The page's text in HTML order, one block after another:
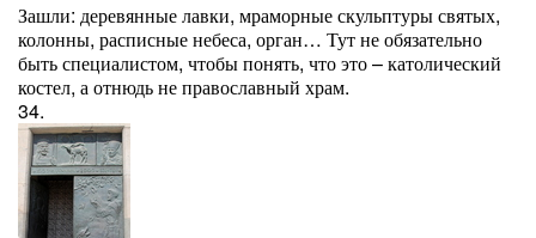
Зашли: деревянные лавки, мраморные скульптуры святых,
колонны, расписные небеса, орган… Тут не обязательно
быть специалистом, чтобы понять, что это – католический
костел, а отнюдь не православный храм.
34.